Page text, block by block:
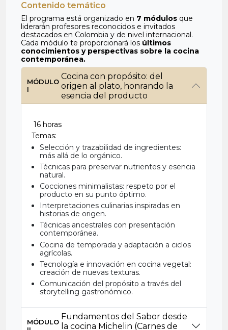
Contenido temático
El programa está organizado en 7 módulosque
liderarán profesores reconocidos e invitados
destacados en Colombia y de nivel internacional.
Cada módulo te proporcionará los últimos
conocimientos y perspectivas sobre la cocina
contemporánea.
MÓDULO
I
Cocina con propósito: del
origen al plato, honrando la
esencia del producto
16 horas
Temas:
Selección y trazabilidad de ingredientes:
más allá de lo orgánico.
Técnicas para preservar nutrientes y esencia
natural.
Cocciones minimalistas: respeto por el
producto en su punto óptimo.
Interpretaciones culinarias inspiradas en
historias de origen.
Técnicas ancestrales con presentación
contemporánea.
Cocina de temporada y adaptación a ciclos
agrícolas.
Tecnología e innovación en cocina vegetal:
creación de nuevas texturas.
Comunicación del propósito a través del
storytelling gastronómico.
MÓDULO
Fundamentos del Sabor desde
la cocina Michelin (Carnes de